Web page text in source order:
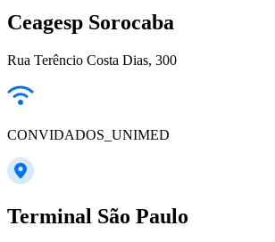
Ceagesp Sorocaba
Rua Terêncio Costa Dias, 300
CONVIDADOS_UNIMED
Terminal São Paulo